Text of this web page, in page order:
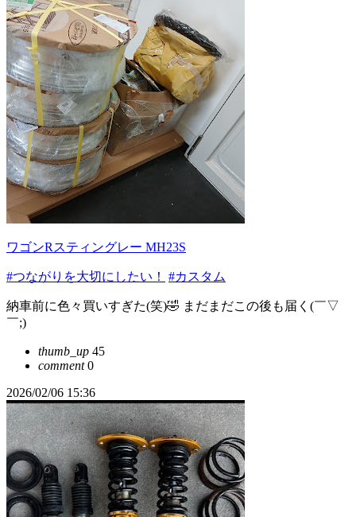
ワゴンRスティングレー MH23S
#つながりを大切にしたい！ #カスタム
納車前に色々買いすぎた(笑)🤣 まだまだこの後も届く(￣▽
￣;)
thumb_up 45
comment0
2026/02/06 15:36